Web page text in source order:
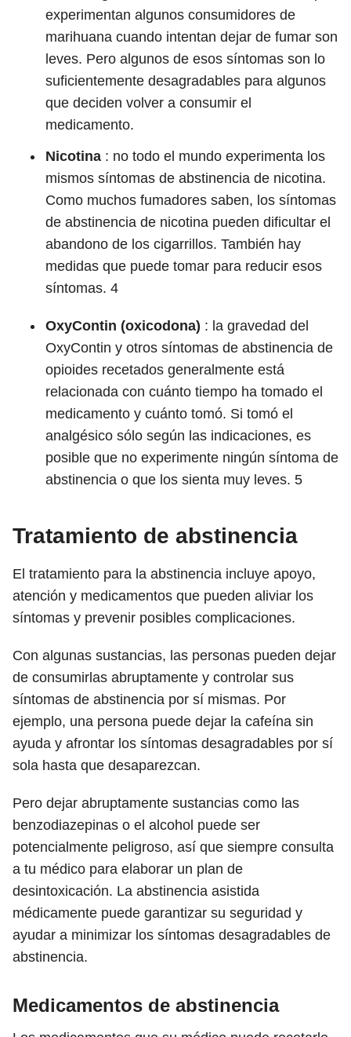
experimentan algunos consumidores de
marihuana cuando intentan dejar de fumar son
leves. Pero algunos de esos síntomas son lo
suficientemente desagradables para algunos
que deciden volver a consumir el
medicamento.
Nicotina : no todo el mundo experimenta los
mismos síntomas de abstinencia de nicotina.
Como muchos fumadores saben, los síntomas
de abstinencia de nicotina pueden dificultar el
abandono de los cigarrillos. También hay
medidas que puede tomar para reducir esos
síntomas. 4
OxyContin (oxicodona) : la gravedad del
OxyContin y otros síntomas de abstinencia de
opioides recetados generalmente está
relacionada con cuánto tiempo ha tomado el
medicamento y cuánto tomó. Si tomó el
analgésico sólo según las indicaciones, es
posible que no experimente ningún síntoma de
abstinencia o que los sienta muy leves. 5
Tratamiento de abstinencia
El tratamiento para la abstinencia incluye apoyo,
atención y medicamentos que pueden aliviar los
síntomas y prevenir posibles complicaciones.
Con algunas sustancias, las personas pueden dejar
de consumirlas abruptamente y controlar sus
síntomas de abstinencia por sí mismas. Por
ejemplo, una persona puede dejar la cafeína sin
ayuda y afrontar los síntomas desagradables por sí
sola hasta que desaparezcan.
Pero dejar abruptamente sustancias como las
benzodiazepinas o el alcohol puede ser
potencialmente peligroso, así que siempre consulta
a tu médico para elaborar un plan de
desintoxicación. La abstinencia asistida
médicamente puede garantizar su seguridad y
ayudar a minimizar los síntomas desagradables de
abstinencia.
Medicamentos de abstinencia